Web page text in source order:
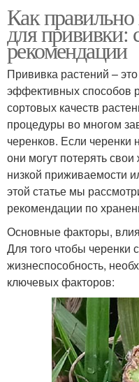
Как
для прививки:
рекомендации
Прививка растений –
эффективных способов
сортовых качеств
процедуры во многом
черенков. Если
они могут потерять
низкой приживаемости
этой статье мы
рекомендации по
Основные факторы,
Для того чтобы черенки
жизнеспособность,
ключевых факторов: